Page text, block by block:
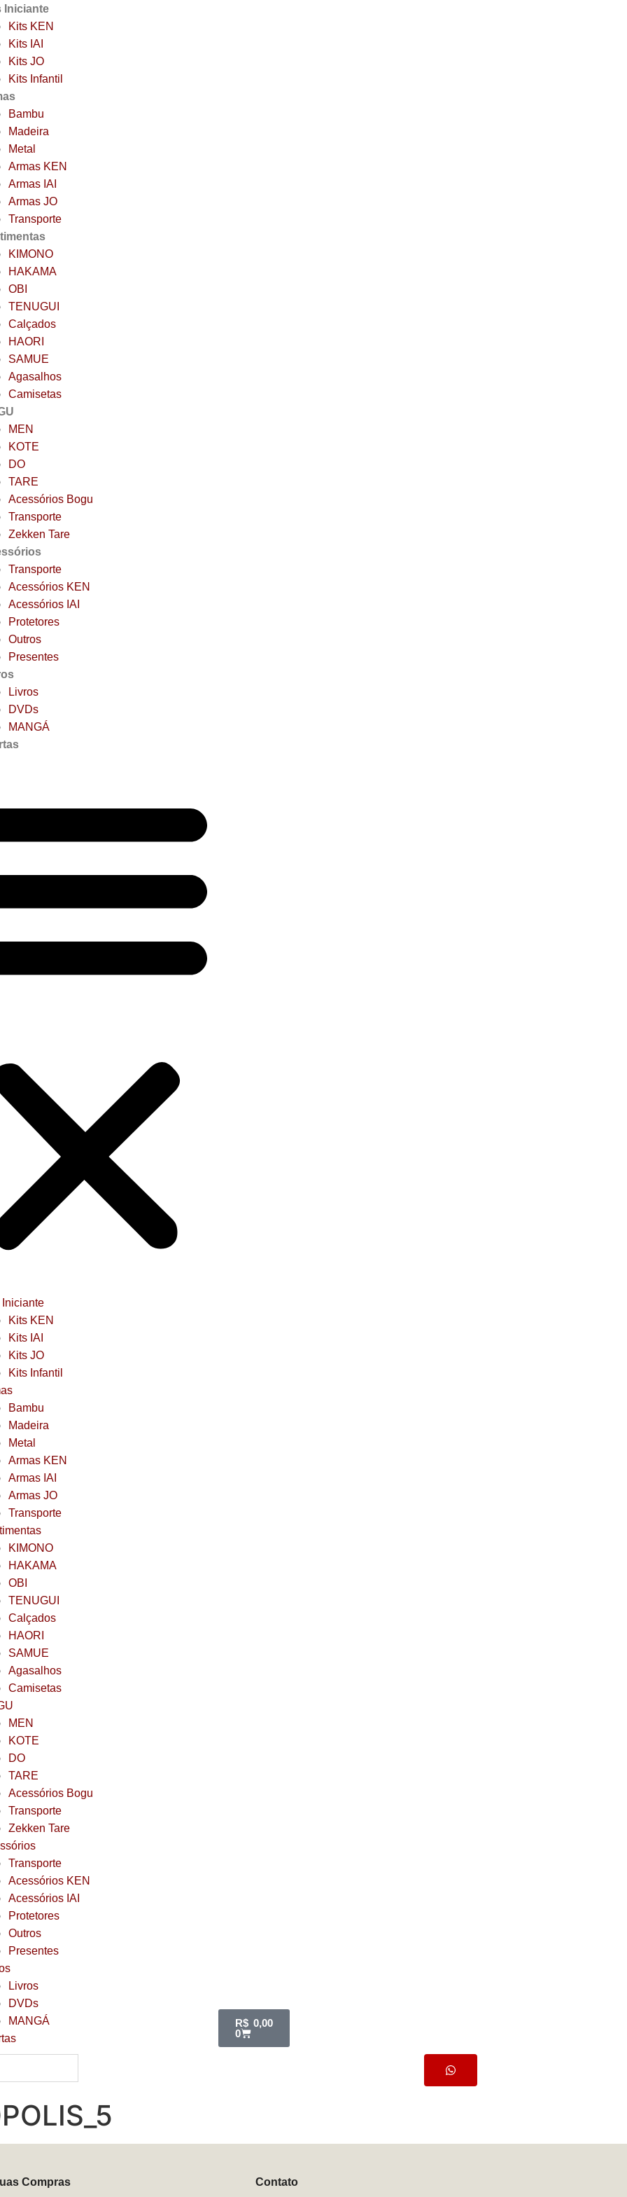
Iniciante
Kits KEN
Kits IAI
Kits JO
Kits Infantil
Bambu
Madeira
Metal
Armas KEN
Armas IAI
Armas JO
Transporte
KIMONO
HAKAMA
OBI
TENUGUI
Calçados
HAORI
SAMUE
Agasalhos
Camisetas
MEN
KOTE
DO
TARE
Acessórios Bogu
Transporte
Zekken Tare
Transporte
Acessórios KEN
Acessórios IAI
Protetores
Outros
Presentes
Livros
DVDs
MANGÁ
Iniciante
Kits KEN
Kits IAI
Kits JO
Kits Infantil
Bambu
Madeira
Metal
Armas KEN
Armas IAI
Armas JO
Transporte
KIMONO
HAKAMA
OBI
TENUGUI
Calçados
HAORI
SAMUE
Agasalhos
Camisetas
MEN
KOTE
DO
TARE
Acessórios Bogu
Transporte
Zekken Tare
Transporte
Acessórios KEN
Acessórios IAI
Protetores
Outros
Presentes
Livros
DVDs
MANGÁ
R$ 0,00
0
Compras Contato